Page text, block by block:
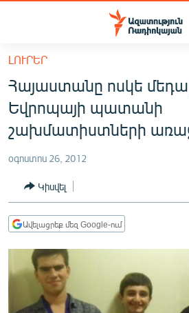
Մատչելիության
հիմնական
բովանդակությանը
Անցնել
հիմնական
մենյուին
ՀԱՅԱՍՏԱՆ
ՔԱՂԱՔԱԿԱՆ
ՀԱՍԱՐԱԿՈՒԹՅՈՒՆ
ՏՆՏԵՍՈՒԹՅՈՒՆ
ՂԱՐԱԲԱՂ
ՊԱՏԵՐԱԶՄԻ 6 ՇԱԲԱԹՆԵՐԸ
ՏԱՐԱԾԱՇՐՋԱՆ
ԼՈՒՐԵՐ
Հայաստանը ոսկե
Եվրոպայի պատանի
շախմատիստների
օգոստոս 26, 2012
Կիսվել
Ավելացրեք մեզ Google-ում